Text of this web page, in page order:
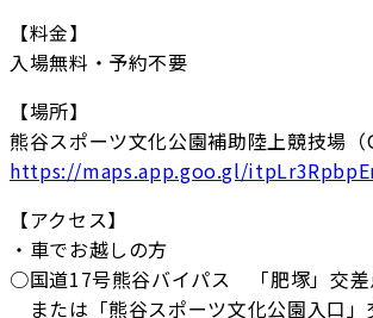
【料金】
入場無料・予約不要
【場所】
熊谷スポーツ文化公園補助陸上競技場（
https://maps.app.goo.gl/
【アクセス】
・車でお越しの方
○国道17号熊谷バイパス 「肥塚」交差
または「熊谷スポーツ文化公園入口」